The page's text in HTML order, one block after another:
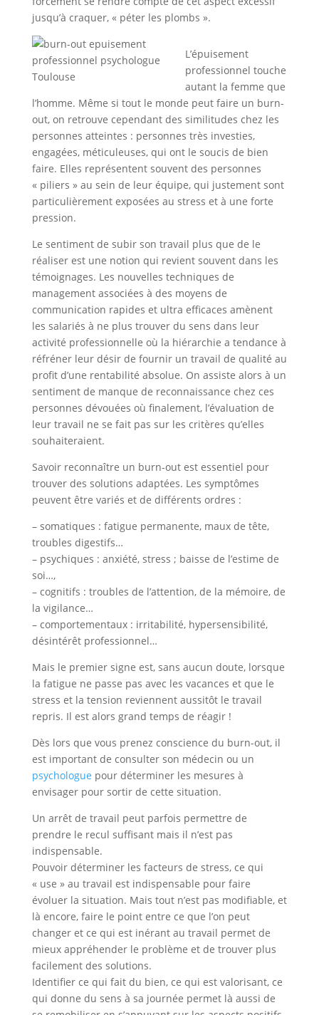
jusqu’à craquer, « péter les plombs ».
L’épuisement
professionnel touche
autant la femme que
l’homme. Même si tout le monde peut faire un burn-
out, on retrouve cependant des similitudes chez les
personnes atteintes : personnes très investies,
engagées, méticuleuses, qui ont le soucis de bien
faire. Elles représentent souvent des personnes
« piliers » au sein de leur équipe, qui justement sont
particulièrement exposées au stress et à une forte
pression.
Le sentiment de subir son travail plus que de le
réaliser est une notion qui revient souvent dans les
témoignages. Les nouvelles techniques de
management associées à des moyens de
communication rapides et ultra efficaces amènent
les salariés à ne plus trouver du sens dans leur
activité professionnelle où la hiérarchie a tendance à
réfréner leur désir de fournir un travail de qualité au
profit d’une rentabilité absolue. On assiste alors à un
sentiment de manque de reconnaissance chez ces
personnes dévouées où finalement, l’évaluation de
leur travail ne se fait pas sur les critères qu’elles
souhaiteraient.
Savoir reconnaître un burn-out est essentiel pour
trouver des solutions adaptées. Les symptômes
peuvent être variés et de différents ordres :
– somatiques : fatigue permanente, maux de tête,
troubles digestifs…
– psychiques : anxiété, stress ; baisse de l’estime de
soi…,
– cognitifs : troubles de l’attention, de la mémoire, de
la vigilance…
– comportementaux : irritabilité, hypersensibilité,
désintérêt professionnel…
Mais le premier signe est, sans aucun doute, lorsque
la fatigue ne passe pas avec les vacances et que le
stress et la tension reviennent aussitôt le travail
repris. Il est alors grand temps de réagir !
Dès lors que vous prenez conscience du burn-out, il
est important de consulter son médecin ou un
psychologue pour déterminer les mesures à
envisager pour sortir de cette situation.
Un arrêt de travail peut parfois permettre de
prendre le recul suffisant mais il n’est pas
indispensable.
Pouvoir déterminer les facteurs de stress, ce qui
« use » au travail est indispensable pour faire
évoluer la situation. Mais tout n’est pas modifiable, et
là encore, faire le point entre ce que l’on peut
changer et ce qui est inérant au travail permet de
mieux appréhender le problème et de trouver plus
facilement des solutions.
Identifier ce qui fait du bien, ce qui est valorisant, ce
qui donne du sens à sa journée permet là aussi de